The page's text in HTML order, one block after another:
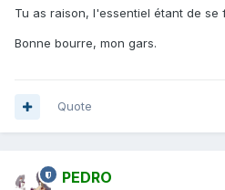
Tu as raison, l'essentiel étant de se
Bonne bourre, mon gars.
Quote
PEDRO